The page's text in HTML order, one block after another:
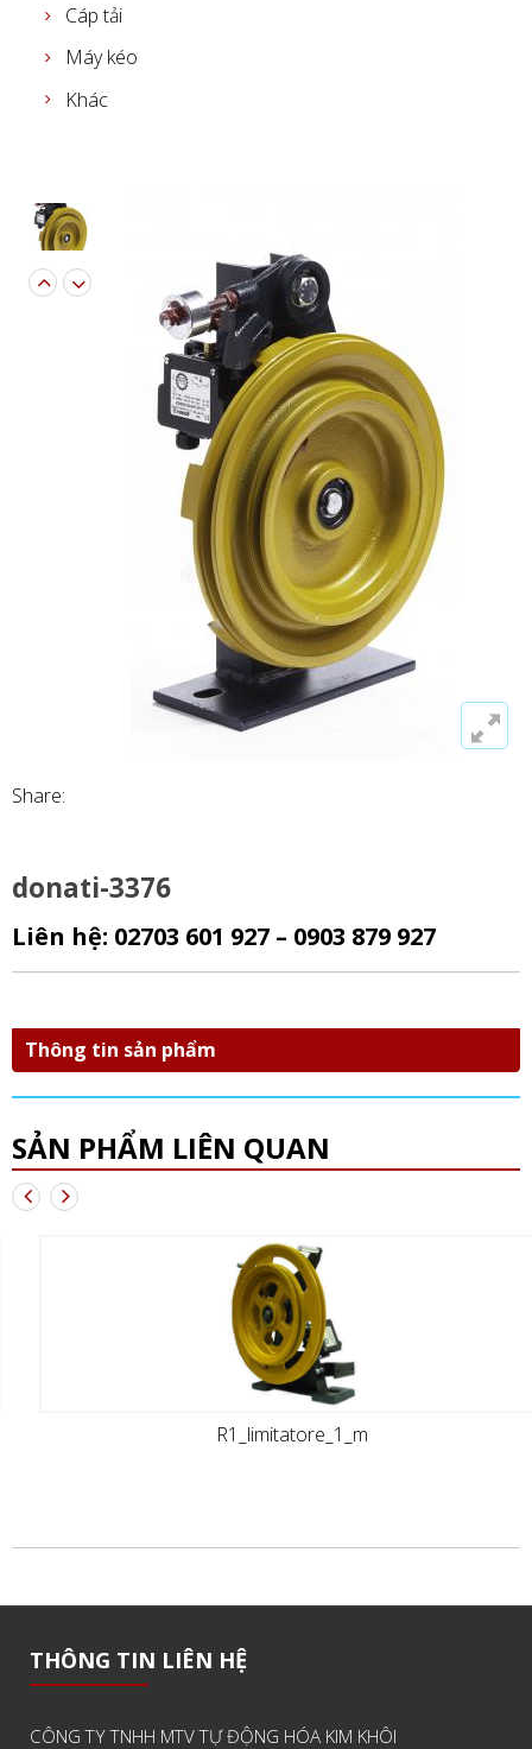
Cáp tải
Máy kéo
Khác
Share:
donati-3376
Liên hệ: 02703 601 927 – 0903 879 927
Thông tin sản phẩm
SẢN PHẨM LIÊN QUAN
R1_limitatore_1_m
THÔNG TIN LIÊN HỆ
CÔNG TY TNHH MTV TỰ ĐỘNG HÓA KIM KHÔI